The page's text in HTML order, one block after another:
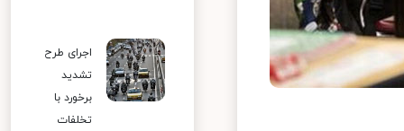
اجرای طرح
تشدید
برخورد با
تخلفات